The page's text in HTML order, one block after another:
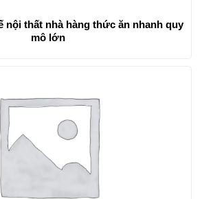
nội thất nhà hàng thức ăn nhanh quy
mô lớn